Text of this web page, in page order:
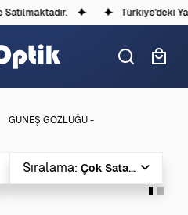
Türkiye'deki Yasal
GÜNEŞ GÖZLÜĞÜ -
Sıralama Çok Satanlar